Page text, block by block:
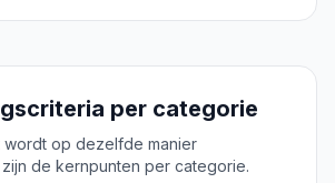
per categorie
op dezelfde manier
de kernpunten per categorie.